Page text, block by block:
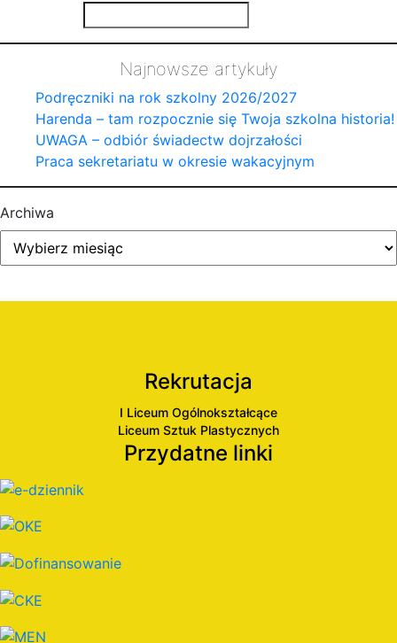
Najnowsze artykuły
Podręczniki na rok szkolny 2026/2027
Harenda – tam rozpocznie się Twoja szkolna historia!
UWAGA – odbiór świadectw dojrzałości
Praca sekretariatu w okresie wakacyjnym
Archiwa
Rekrutacja
I Liceum Ogólnokształcące
Liceum Sztuk Plastycznych
Przydatne linki